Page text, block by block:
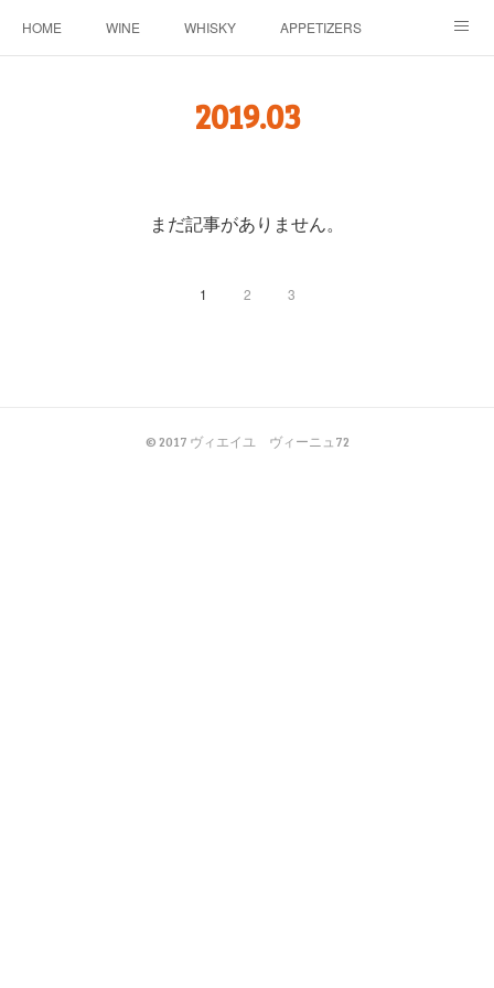
HOME WINE WHISKY APPETIZERS
2019.03
まだ記事がありません。
1 2 3
© 2017 ヴィエイユ ヴィーニュ72